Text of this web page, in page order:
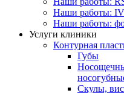
Наши работы: IV
Наши работы:
Услуги клиники
Контурная
Губы
Скулы,